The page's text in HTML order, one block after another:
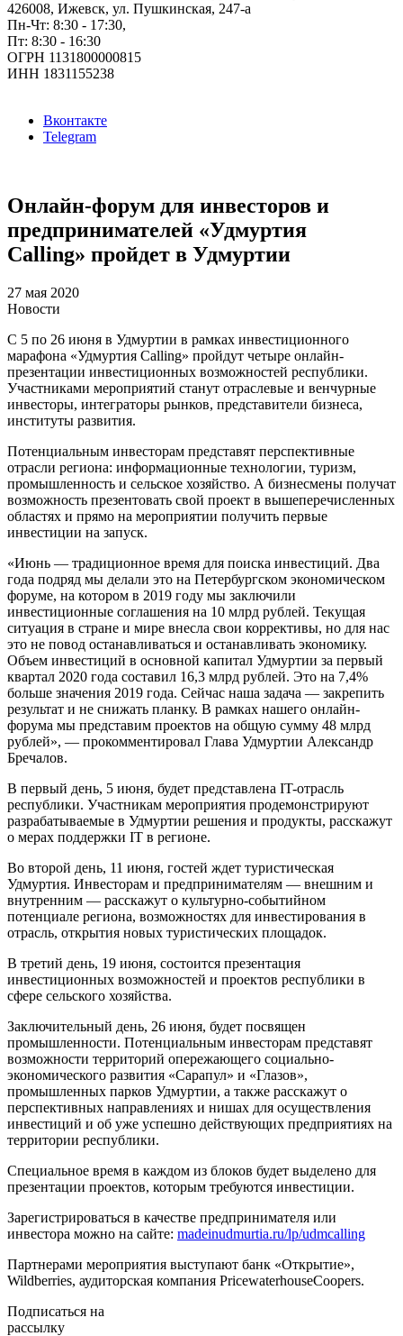
426008, Ижевск, ул. Пушкинская, 247-а
Пн-Чт: 8:30 - 17:30,
Пт: 8:30 - 16:30
ОГРН 1131800000815
ИНН 1831155238
Вконтакте
Telegram
Онлайн-форум для инвесторов и
предпринимателей «Удмуртия
Calling» пройдет в Удмуртии
27 мая 2020
Новости
С 5 по 26 июня в Удмуртии в рамках инвестиционного
марафона «Удмуртия Calling» пройдут четыре онлайн-
презентации инвестиционных возможностей республики.
Участниками мероприятий станут отраслевые и венчурные
инвесторы, интеграторы рынков, представители бизнеса,
институты развития.
Потенциальным инвесторам представят перспективные
отрасли региона: информационные технологии, туризм,
промышленность и сельское хозяйство. А бизнесмены получат
возможность презентовать свой проект в вышеперечисленных
областях и прямо на мероприятии получить первые
инвестиции на запуск.
«Июнь — традиционное время для поиска инвестиций. Два
года подряд мы делали это на Петербургском экономическом
форуме, на котором в 2019 году мы заключили
инвестиционные соглашения на 10 млрд рублей. Текущая
ситуация в стране и мире внесла свои коррективы, но для нас
это не повод останавливаться и останавливать экономику.
Объем инвестиций в основной капитал Удмуртии за первый
квартал 2020 года составил 16,3 млрд рублей. Это на 7,4%
больше значения 2019 года. Сейчас наша задача — закрепить
результат и не снижать планку. В рамках нашего онлайн-
форума мы представим проектов на общую сумму 48 млрд
рублей», — прокомментировал Глава Удмуртии Александр
Бречалов.
В первый день, 5 июня, будет представлена IT-отрасль
республики. Участникам мероприятия продемонстрируют
разрабатываемые в Удмуртии решения и продукты, расскажут
о мерах поддержки IT в регионе.
Во второй день, 11 июня, гостей ждет туристическая
Удмуртия. Инвесторам и предпринимателям — внешним и
внутренним — расскажут о культурно-событийном
потенциале региона, возможностях для инвестирования в
отрасль, открытия новых туристических площадок.
В третий день, 19 июня, состоится презентация
инвестиционных возможностей и проектов республики в
сфере сельского хозяйства.
Заключительный день, 26 июня, будет посвящен
промышленности. Потенциальным инвесторам представят
возможности территорий опережающего социально-
экономического развития «Сарапул» и «Глазов»,
промышленных парков Удмуртии, а также расскажут о
перспективных направлениях и нишах для осуществления
инвестиций и об уже успешно действующих предприятиях на
территории республики.
Специальное время в каждом из блоков будет выделено для
презентации проектов, которым требуются инвестиции.
Зарегистрироваться в качестве предпринимателя или
инвестора можно на сайте: madeinudmurtia.ru/lp/udmcalling
Партнерами мероприятия выступают банк «Открытие»,
Wildberries, аудиторская компания PricewaterhouseCoopers.
Подписаться на
рассылку